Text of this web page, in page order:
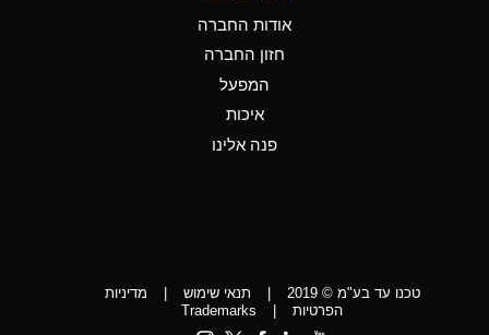
Amyl Acetate (Banana
Aniline
D
אודות החברה
חזון החברה
המפעל
איכות
פנה אלינו
טכנו עד בע"מ © 2019 | תנאי שימוש |
מדיניות
הפרטיות
|
Trademarks